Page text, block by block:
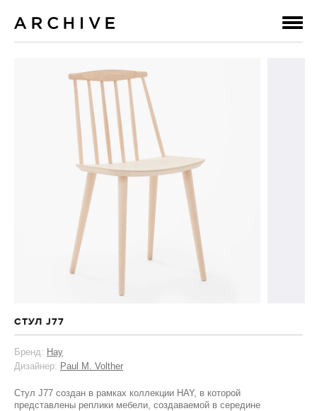
СТУЛ J77
Бренд: Hay
Дизайнер: Paul M. Volther
Стул J77 создан в рамках коллекции HAY, в которой
представлены реплики мебели, создаваемой в середине